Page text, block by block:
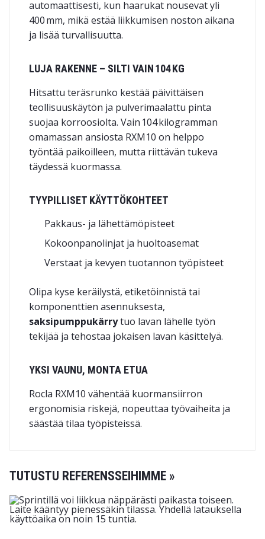
automaattisesti, kun haarukat nousevat yli
400 mm, mikä estää liikkumisen noston aikana
ja lisää turvallisuutta.
LUJA RAKENNE – SILTI VAIN 104 KG
Hitsattu teräsrunko kestää päivittäisen
teollisuuskäytön ja pulverimaalattu pinta
suojaa korroosiolta. Vain 104 kilogramman
omamassan ansiosta RXM10 on helppo
työntää paikoilleen, mutta riittävän tukeva
täydessä kuormassa.
TYYPILLISET KÄYTTÖKOHTEET
Pakkaus- ja lähettämöpisteet
Kokoonpanolinjat ja huoltoasemat
Verstaat ja kevyen tuotannon työpisteet
Olipa kyse keräilystä, etiketöinnistä tai
komponenttien asennuksesta,
saksipumppukärrytuo lavan lähelle työn
tekijää ja tehostaa jokaisen lavan käsittelyä.
YKSI VAUNU, MONTA ETUA
Rocla RXM10 vähentää kuormansiirron
ergonomisia riskejä, nopeuttaa työvaiheita ja
säästää tilaa työpisteissä.
TUTUSTU REFERENSSEIHIMME »